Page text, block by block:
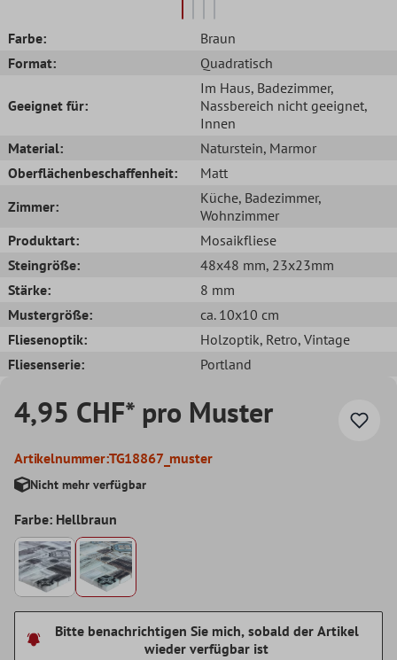
Farbe:
Braun
Format:
Quadratisch
Geeignet für:
Im Haus, Badezimmer,
Nassbereich nicht geeignet,
Innen
Material:
Naturstein, Marmor
Oberflächenbeschaffenheit:
Matt
Zimmer:
Küche, Badezimmer,
Wohnzimmer
Produktart:
Mosaikfliese
Steingröße:
48x48 mm, 23x23mm
Stärke:
8 mm
Mustergröße:
ca. 10x10 cm
Fliesenoptik:
Holzoptik, Retro, Vintage
Fliesenserie:
Portland
4,95 CHF* pro Muster
Artikelnummer:TG18867_muster
Nicht mehr verfügbar
Farbe: Hellbraun
Bitte benachrichtigen Sie mich, sobald der Artikel
wieder verfügbar ist